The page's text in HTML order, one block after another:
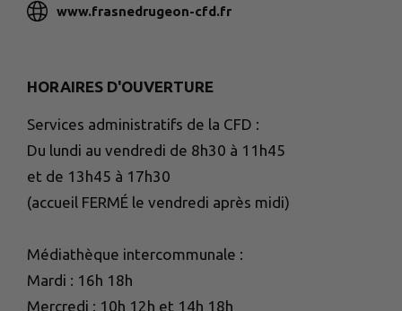
www.frasnedrugeon-cfd.fr
HORAIRES D'OUVERTURE
Services administratifs de la CFD :
Du lundi au vendredi de 8h30 à 11h45
et de 13h45 à 17h30
(accueil FERMÉ le vendredi après midi)
Médiathèque intercommunale :
Mardi : 16h 18h
Mercredi : 10h 12h et 14h 18h